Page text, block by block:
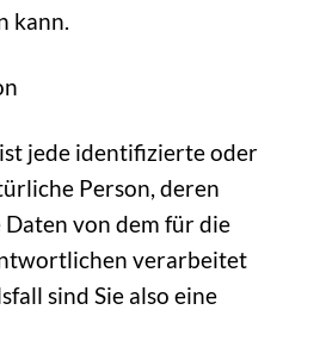
kann.
jede identifizierte oder
Person, deren
von dem für die
verarbeitet
sind Sie also eine